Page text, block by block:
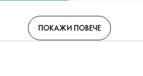
ПОКАЖИ ПОВЕЧЕ